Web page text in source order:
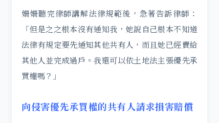
姍姍聽完律師講解法律規範後，急著告訴律師：
「但是之之根本沒有通知我，她說自己根本不知道
法律有規定要先通知其他共有人，而且她已經賣給
其他人並完成過戶。我還可以依土地法主張優先承
買權嗎？」
向侵害優先承買權的共有人請求損害賠償